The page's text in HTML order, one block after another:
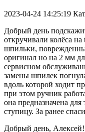
2023-04-24 14:25:19
Добрый день
откручивали колёса
шпильки,
оригинал но на 2 мм
сервисном
замены шпилек
вдоль которой ходит
при этом ручник
она предназначена
ступицу. За ранее
Добрый день, Алексей!